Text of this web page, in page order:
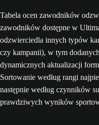
Tabela ocen zawodników
zawodników dostępne w
odzwierciedla innych typów
czy kampanii), w tym
dynamicznych aktualizacji
Sortowanie według rangi
następnie według czynników
prawdziwych wyników